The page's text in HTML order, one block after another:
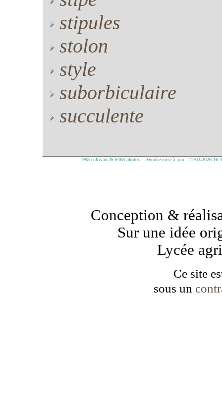
stipules
stolon
style
suborbiculaire
succulente
998 cultivars & 6468 photos - Dernière mise à jour : 12/02/2026
Conception &
Sur une idée
Lycée
Ce site
sous un